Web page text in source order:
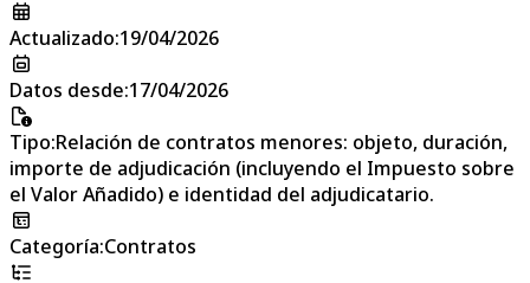
Actualizado:19/04/2026
Datos desde:17/04/2026
Tipo:Relación de contratos menores: objeto, duración,
importe de adjudicación (incluyendo el Impuesto sobre
el Valor Añadido) e identidad del adjudicatario.
Categoría:Contratos